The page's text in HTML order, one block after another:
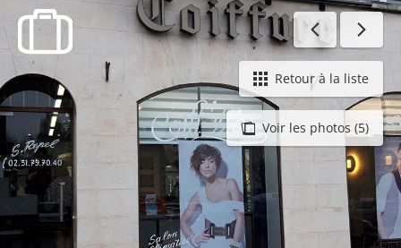
Toute l'offre
Voir les photos (5)
Retour à la liste